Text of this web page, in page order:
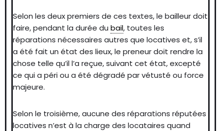
Selon les deux premiers de ces textes, le bailleur doit
faire, pendant la durée du bail, toutes les
réparations nécessaires autres que locatives et, s’il
a été fait un état des lieux, le preneur doit rendre la
chose telle qu’il l’a reçue, suivant cet état, excepté
ce qui a péri ou a été dégradé par vétusté ou force
majeure.
Selon le troisième, aucune des réparations réputées
locatives n’est à la charge des locataires quand